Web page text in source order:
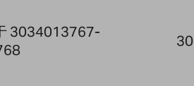
3034013767-